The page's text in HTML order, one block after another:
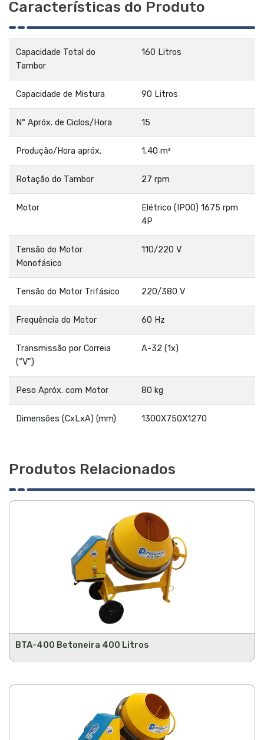
Características do Produto
Capacidade Total do
Tambor
160 Litros
Capacidade de Mistura 90 Litros
N° Apróx. de Ciclos/Hora 15
Produção/Hora apróx. 1,40 m³
Rotação do Tambor 27 rpm
Motor
Elétrico (IP00) 1675 rpm
4P
Tensão do Motor
Monofásico
110/220 V
Tensão do Motor Trifásico 220/380 V
Frequência do Motor 60 Hz
Transmissão por Correia
(“V”)
A-32 (1x)
Peso Apróx. com Motor 80 kg
Dimensões (CxLxA) (mm) 1300X750X1270
Produtos Relacionados
BTA-400 Betoneira 400 Litros